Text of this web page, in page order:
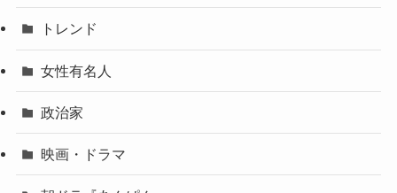
トレンド
女性有名人
政治家
映画・ドラマ